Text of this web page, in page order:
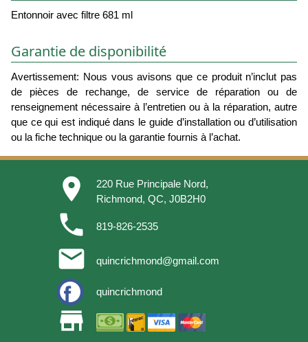
Entonnoir avec filtre 681 ml
Garantie de disponibilité
Avertissement: Nous vous avisons que ce produit n’inclut pas
de pièces de rechange, de service de réparation ou de
renseignement nécessaire à l’entretien ou à la réparation, autre
que ce qui est indiqué dans le guide d’installation ou d’utilisation
ou la fiche technique ou la garantie fournis à l’achat.
place
220 Rue Principale Nord,
Richmond, QC, J0B2H0
phone 819-826-2535
email quincrichmond@gmail.com
quincrichmond
store